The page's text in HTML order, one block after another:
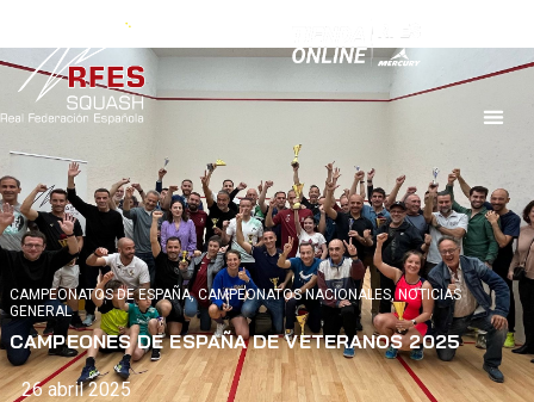
CAMPEONATOS DE ESPAÑA,CAMPEONATOS NACIONALES,NOTICIAS
GENERAL
CAMPEONES DE ESPAÑA DE VETERANOS 2025
26 abril 2025